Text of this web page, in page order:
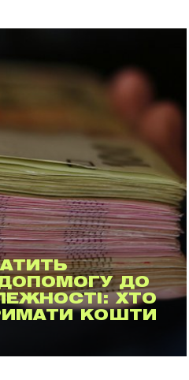
ДО
ХТО
КОШТИ